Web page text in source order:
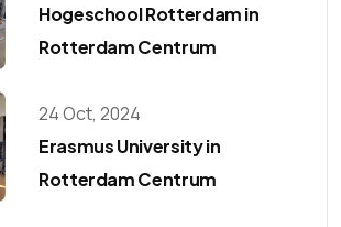
Hogeschool Rotterdam in
Rotterdam Centrum
24 Oct, 2024
Erasmus University in
Rotterdam Centrum